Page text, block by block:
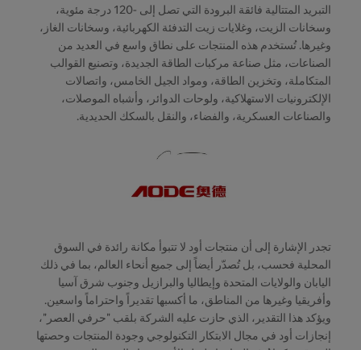
التبريد المتتالية فائقة البرودة التي تصل إلى -120 درجة مئوية،
وسخانات الزيت، وغلايات زيت التدفئة الكهربائية، وسخانات الغاز،
وغيرها. تُستخدم هذه المنتجات على نطاق واسع في العديد من
الصناعات، مثل صناعة مركبات الطاقة الجديدة، وتصنيع القوالب
المتكاملة، وتخزين الطاقة، ومواد الجيل الخامس، واتصالات
الإلكترونيات الاستهلاكية، ولوحات الدوائر، وأشباه الموصلات،
والصناعات العسكرية، والفضاء، والنقل بالسكك الحديدية.
تجدر الإشارة إلى أن منتجات أود لا تتبوأ مكانة رائدة في السوق
المحلية فحسب، بل تُصدّر أيضاً إلى جميع أنحاء العالم، بما في ذلك
اليابان والولايات المتحدة وإيطاليا والبرازيل وجنوب شرق آسيا
وأفريقيا وغيرها من المناطق، ما أكسبها تقديراً واحتراماً واسعين.
ويؤكد هذا التقدير، الذي حازت عليه الشركة بلقب "حرفي العصر"،
إنجازات أود في مجال الابتكار التكنولوجي وجودة المنتجات وحصتها